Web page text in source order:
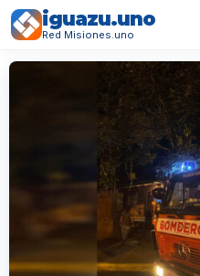
iguazu.uno
Red Misiones.uno